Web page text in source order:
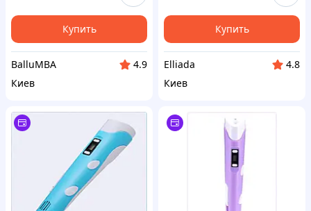
Купить
BalluMBA
4.9
Киев
Купить
Elliada
4.8
Киев